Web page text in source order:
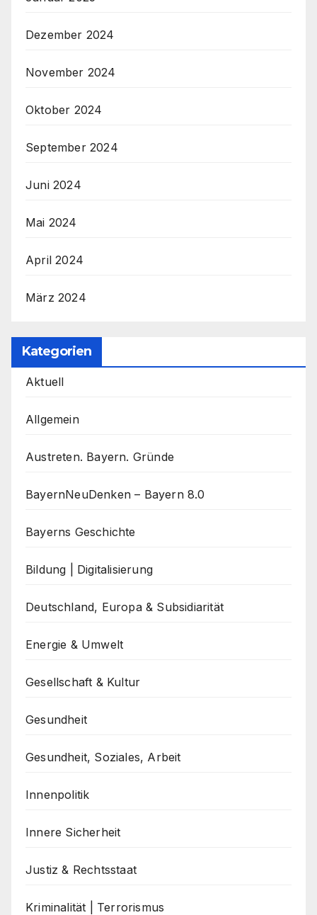
Dezember 2024
November 2024
Oktober 2024
September 2024
Juni 2024
Mai 2024
April 2024
März 2024
Kategorien
Aktuell
Allgemein
Austreten. Bayern. Gründe
BayernNeuDenken – Bayern 8.0
Bayerns Geschichte
Bildung | Digitalisierung
Deutschland, Europa & Subsidiarität
Energie & Umwelt
Gesellschaft & Kultur
Gesundheit
Gesundheit, Soziales, Arbeit
Innenpolitik
Innere Sicherheit
Justiz & Rechtsstaat
Kriminalität | Terrorismus